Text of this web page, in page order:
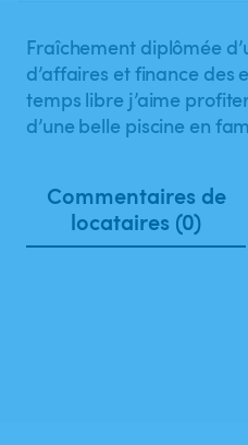
Fraîchement diplômée
d’affaires et finance des
temps libre j’aime
d’une belle piscine en
Commentaires de
locataires (0)